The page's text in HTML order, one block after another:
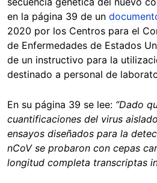
en la página 39 de un
2020 por los Centros para el
de Enfermedades de Estados
de un instructivo para la
destinado a personal de
En su página 39 se lee: “Dado
cuantificaciones del virus
ensayos diseñados para la
nCoV se probaron con cepas
longitud completa transcriptas